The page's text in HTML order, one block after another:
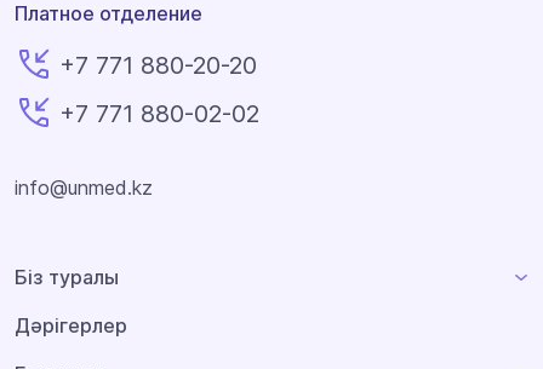
Платное отделение
+7 771 880-20-20
+7 771 880-02-02
info@unmed.kz
Біз туралы
Дәрігерлер